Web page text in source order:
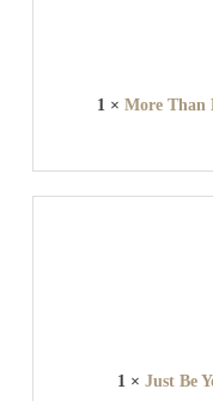
1 × More Than
1 ×Just Be